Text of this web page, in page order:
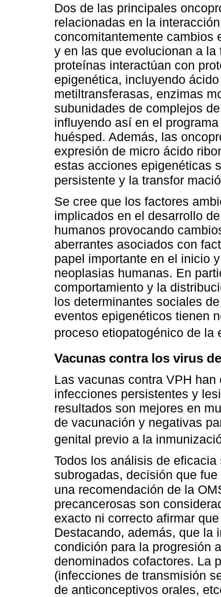
Dos de las principales
relacionadas en la
concomitantemente cambios
y en las que evolucionan a
proteínas interactúan con
epigenética, incluyendo
metiltransferasas, enzimas
subunidades de complejos
influyendo así en el
huésped. Además, las
expresión de micro ácido
estas acciones epigenéticas
persistente y la transfor
Se cree que los factores
implicados en el desarrollo
humanos provocando
aberrantes asociados con
papel importante en el inicio
neoplasias humanas. En
comportamiento y la
los determinantes sociales
eventos epigenéticos tienen
proceso etiopatogénico de la
Vacunas contra los virus
Las vacunas contra VPH
infecciones persistentes y
resultados son mejores en
de vacunación y negativas
genital previo a la
Todos los análisis de
subrogadas, decisión que
una recomendación de la
precancerosas son
exacto ni correcto afirmar
Destacando, además, que la
condición para la progresión
denominados cofactores. La
(infecciones de transmisión
de anticonceptivos orales,